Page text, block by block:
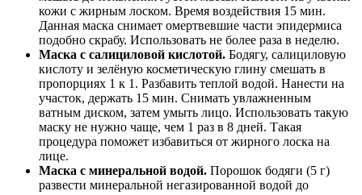
кожи с жирным лоском. Время воздействия 15 мин.
Данная маска снимает омертвевшие части эпидермиса
подобно скрабу. Использовать не более раза в неделю.
Маска с салициловой кислотой. Бодягу, салициловую
кислоту и зелёную косметическую глину смешать в
пропорциях 1 к 1. Разбавить теплой водой. Нанести на
участок, держать 15 мин. Снимать увлажненным
ватным диском, затем умыть лицо. Использовать такую
маску не нужно чаще, чем 1 раз в 8 дней. Такая
процедура поможет избавиться от жирного лоска на
лице.
Маска с минеральной водой. Порошок бодяги (5 г)
развести минеральной негазированной водой до